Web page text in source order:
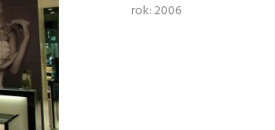
rok: 2006